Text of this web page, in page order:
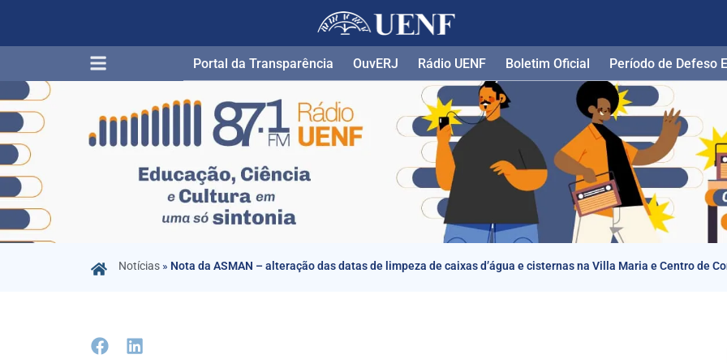
Portal da Transparência​ OuvERJ Rádio UENF Boletim Oficial Período de Defeso
Notícias » Nota da ASMAN – alteração das datas de limpeza de caixas d’água e cisternas na Villa Maria e Centro de